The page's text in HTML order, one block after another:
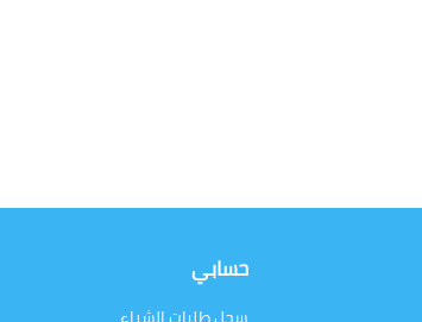
حسابي